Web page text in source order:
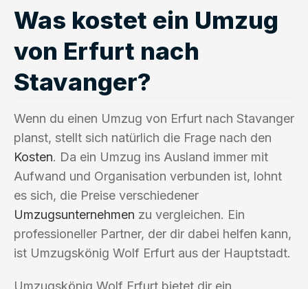
Was kostet ein Umzug
von Erfurt nach
Stavanger?
Wenn du einen Umzug von Erfurt nach Stavanger
planst, stellt sich natürlich die Frage nach den
Kosten. Da ein Umzug ins Ausland immer mit
Aufwand und Organisation verbunden ist, lohnt
es sich, die Preise verschiedener
Umzugsunternehmen zu vergleichen. Ein
professioneller Partner, der dir dabei helfen kann,
ist Umzugskönig Wolf Erfurt aus der Hauptstadt.
Umzugskönig Wolf Erfurt bietet dir ein